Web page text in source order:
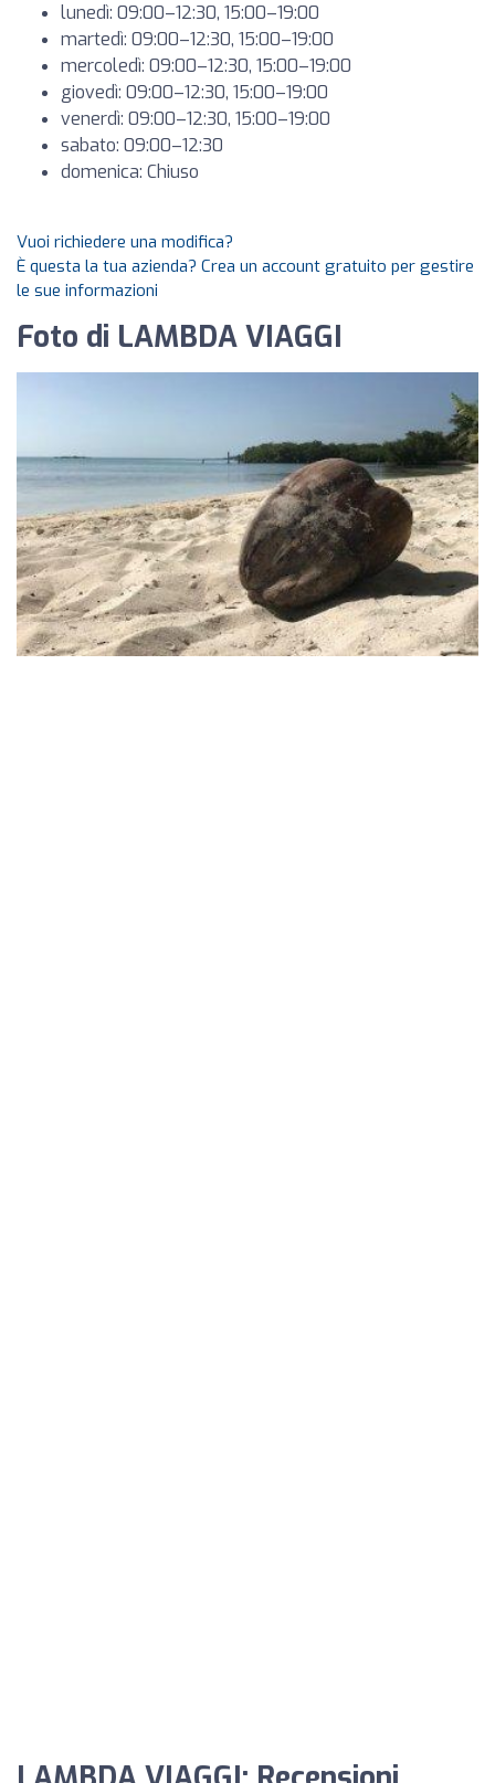
lunedì: 09:00–12:30, 15:00–19:00
martedì: 09:00–12:30, 15:00–19:00
mercoledì: 09:00–12:30, 15:00–19:00
giovedì: 09:00–12:30, 15:00–19:00
venerdì: 09:00–12:30, 15:00–19:00
sabato: 09:00–12:30
domenica: Chiuso
Vuoi richiedere una modifica?
È questa la tua azienda? Crea un account gratuito per gestire
le sue informazioni
Foto di LAMBDA VIAGGI